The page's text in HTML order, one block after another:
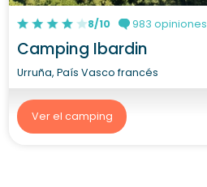
8/10 983 opiniones
Camping Ibardin
Urruña, País Vasco francés
Ver el camping